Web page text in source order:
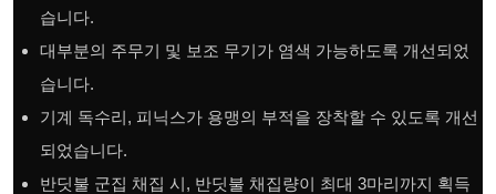
습니다.
대부분의 주무기 및 보조 무기가 염색 가능하도록 개선되었
습니다.
기계 독수리, 피닉스가 용맹의 부적을 장착할 수 있도록 개선
되었습니다.
반딧불 군집 채집 시, 반딧불 채집량이 최대 3마리까지 획득